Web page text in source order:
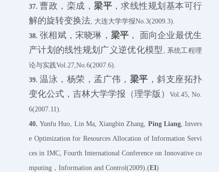
37. 曹政，栾成，梁平 ，求线性规划基本可行
解的旋转变换法 , 大连大学学报No.3(2009.3).
38. 张相斌，宋晓琳， 梁平 ，
面向企业最优生
产计划的线性规划广义逆优化模型
, 系统工程理
论与实践Vol.27,No.6(2007.6).
39.温泳，杨荣，孟广伟， 梁平 ，斜支座拓扑
变化公式，吉林大学学报（理学版）
Vol.45, No.
6(2007.11).
40.Yunfu Huo, Lin Ma, Xiangbin Zhang, Ping Liang, Invers
e Optimization for Resources Allocation of Information Servi
ces in IMC, Fourth International Conference on Innovative co
mputing，Information and Control(2009).(EI)